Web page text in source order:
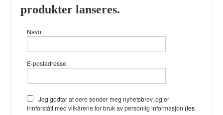
Nyhetsbrev
Viking’s Perfume House & Beard Co Fløenbakken 43 A 5009
Bergen Tlf.41696407- Foretaksregisteret 933905799
du får en bedre kjøpsopplevelse og
bruker cookies hovedsaklig til å
lagre innloggingsdetaljer og huske
hva du har puttet i handlekurven
produkter lanseres.
Navn
E-postadresse
Jeg godtar at dere sender meg nyhetsbrev, og er
innforstått med vilkårene for bruk av personlig informasjon (les